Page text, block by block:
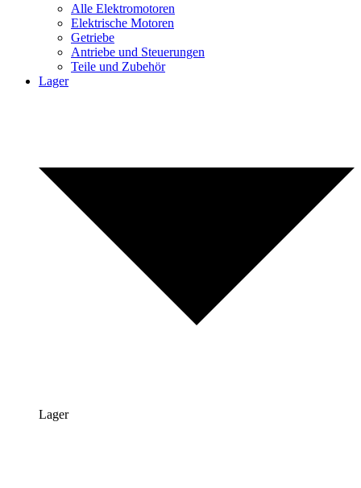
Alle Elektromotoren
Elektrische Motoren
Getriebe
Antriebe und Steuerungen
Teile und Zubehör
Lager
Lager